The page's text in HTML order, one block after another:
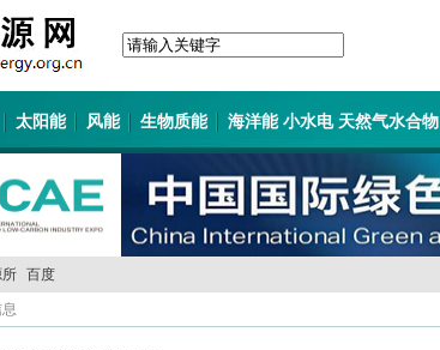
太阳能 风能 生物质能 海洋能 小水电 天然气水合物
所 百度